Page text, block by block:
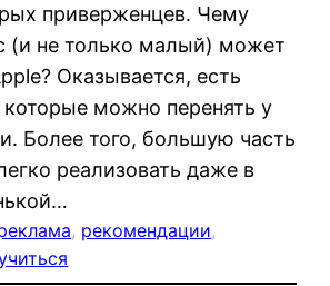
приверженцев. Чему
(и не только малый) может
Оказывается, есть
можно перенять у
Более того, большую часть
реализовать даже в
, рекомендации